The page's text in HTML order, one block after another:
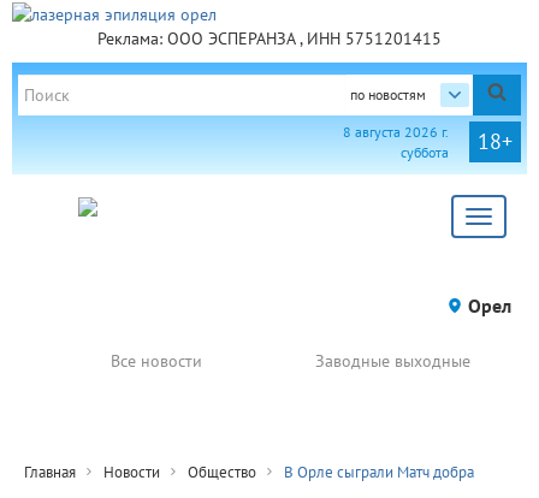
Реклама: ООО ЭСПЕРАНЗА , ИНН 5751201415
по новостям
18+
8 августа 2026 г.
суббота
Toggle
Орел
Все новости Заводные выходные
Главная Новости Общество В Орле сыграли Матч добра